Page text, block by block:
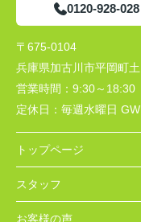
0120-928-028
〒675-0104
兵庫県加古川市平岡町
営業時間： 9:30～18:30
定休日： 毎週水曜日
トップページ
スタッフ
お客様の声